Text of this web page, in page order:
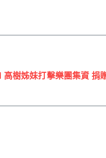
高樹姊妹打擊樂團集資 捐